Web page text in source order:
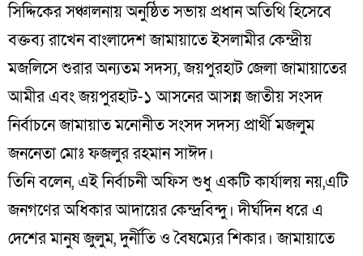
সিদ্দিকের সঞ্চালনায় অনুষ্ঠিত সভায় প্রধান অতিথি হিসেবে
বক্তব্য রাখেন বাংলাদেশ জামায়াতে ইসলামীর কেন্দ্রীয়
মজলিসে শুরার অন্যতম সদস্য, জয়পুরহাট জেলা জামায়াতের
আমীর এবং জয়পুরহাট-১ আসনের আসন্ন জাতীয় সংসদ
নির্বাচনে জামায়াত মনোনীত সংসদ সদস্য প্রার্থী মজলুম
জননেতা মোঃ ফজলুর রহমান সাঈদ।
তিনি বলেন, এই নির্বাচনী অফিস শুধু একটি কার্যালয় নয়,এটি
জনগণের অধিকার আদায়ের কেন্দ্রবিন্দু। দীর্ঘদিন ধরে এ
দেশের মানুষ জুলুম, দুর্নীতি ও বৈষম্যের শিকার। জামায়াতে